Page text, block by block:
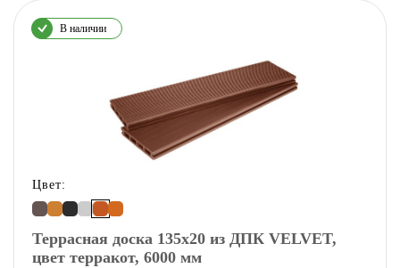
В наличии
Цвет:
Террасная доска 135х20 из ДПК VELVET,
цвет терракот, 6000 мм